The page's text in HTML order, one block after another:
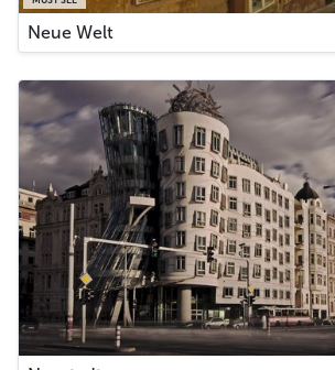
Neue Welt